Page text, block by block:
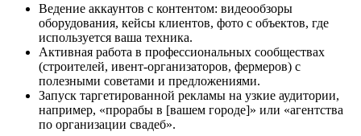
Ведение аккаунтов с контентом: видеообзоры
оборудования, кейсы клиентов, фото с объектов, где
используется ваша техника.
Активная работа в профессиональных сообществах
(строителей, ивент-организаторов, фермеров) с
полезными советами и предложениями.
Запуск таргетированной рекламы на узкие аудитории,
например, «прорабы в [вашем городе]» или «агентства
по организации свадеб».